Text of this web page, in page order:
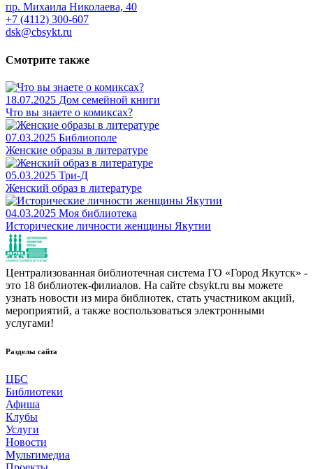
пр. Михаила Николаева, 40
+7 (4112) 300-607
dsk@cbsykt.ru
Смотрите также
18.07.2025 Дом семейной книги
Что вы знаете о комиксах?
07.03.2025 Библиополе
Женские образы в литературе
05.03.2025 Три-Д
Женский образ в литературе
04.03.2025 Моя библиотека
Исторические личности женщины Якутии
Централизованная библиотечная система ГО «Город Якутск» -
это 18 библиотек-филиалов. На сайте cbsykt.ru вы можете
узнать новости из мира библиотек, стать участником акций,
мероприятий, а также воспользоваться электронными
услугами!
Разделы сайта
ЦБС
Библиотеки
Афиша
Клубы
Услуги
Новости
Мультимедиа